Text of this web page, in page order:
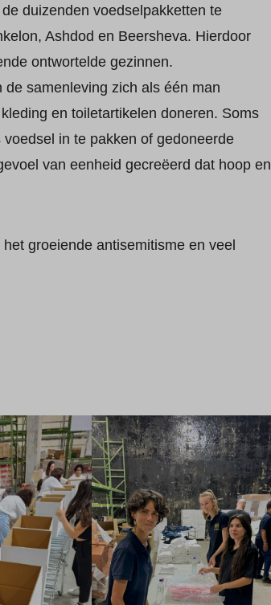
duizenden voedselpakketten te
Ashdod en Beersheva. Hierdoor
ontwortelde gezinnen.
samenleving zich als één man
en toiletartikelen doneren. Soms
in te pakken of gedoneerde
van eenheid gecreëerd dat hoop en
groeiende antisemitisme en veel